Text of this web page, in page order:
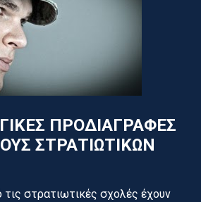
ΠΡΟΔΙΑΓΡΑΦΕΣ
ΣΤΡΑΤΙΩΤΙΚΩΝ
στρατιωτικές σχολές έχουν